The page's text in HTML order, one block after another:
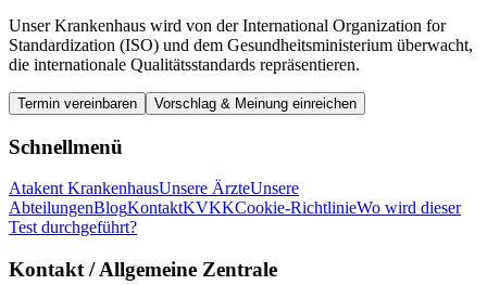
Unser Krankenhaus wird von der International Organization for
Standardization (ISO) und dem Gesundheitsministerium überwacht,
die internationale Qualitätsstandards repräsentieren.
Termin vereinbaren Vorschlag & Meinung einreichen
Schnellmenü
Atakent KrankenhausUnsere ÄrzteUnsere
AbteilungenBlogKontaktKVKKCookie-RichtlinieWo wird dieser
Test durchgeführt?
Kontakt / Allgemeine Zentrale